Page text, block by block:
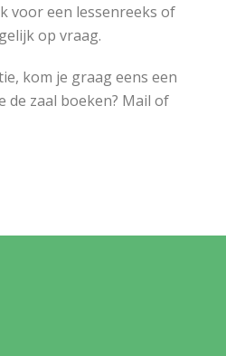
voor een lessenreeks of
op vraag.
kom je graag eens een
de zaal boeken? Mail of